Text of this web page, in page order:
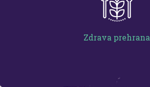
Zdrava prehrana